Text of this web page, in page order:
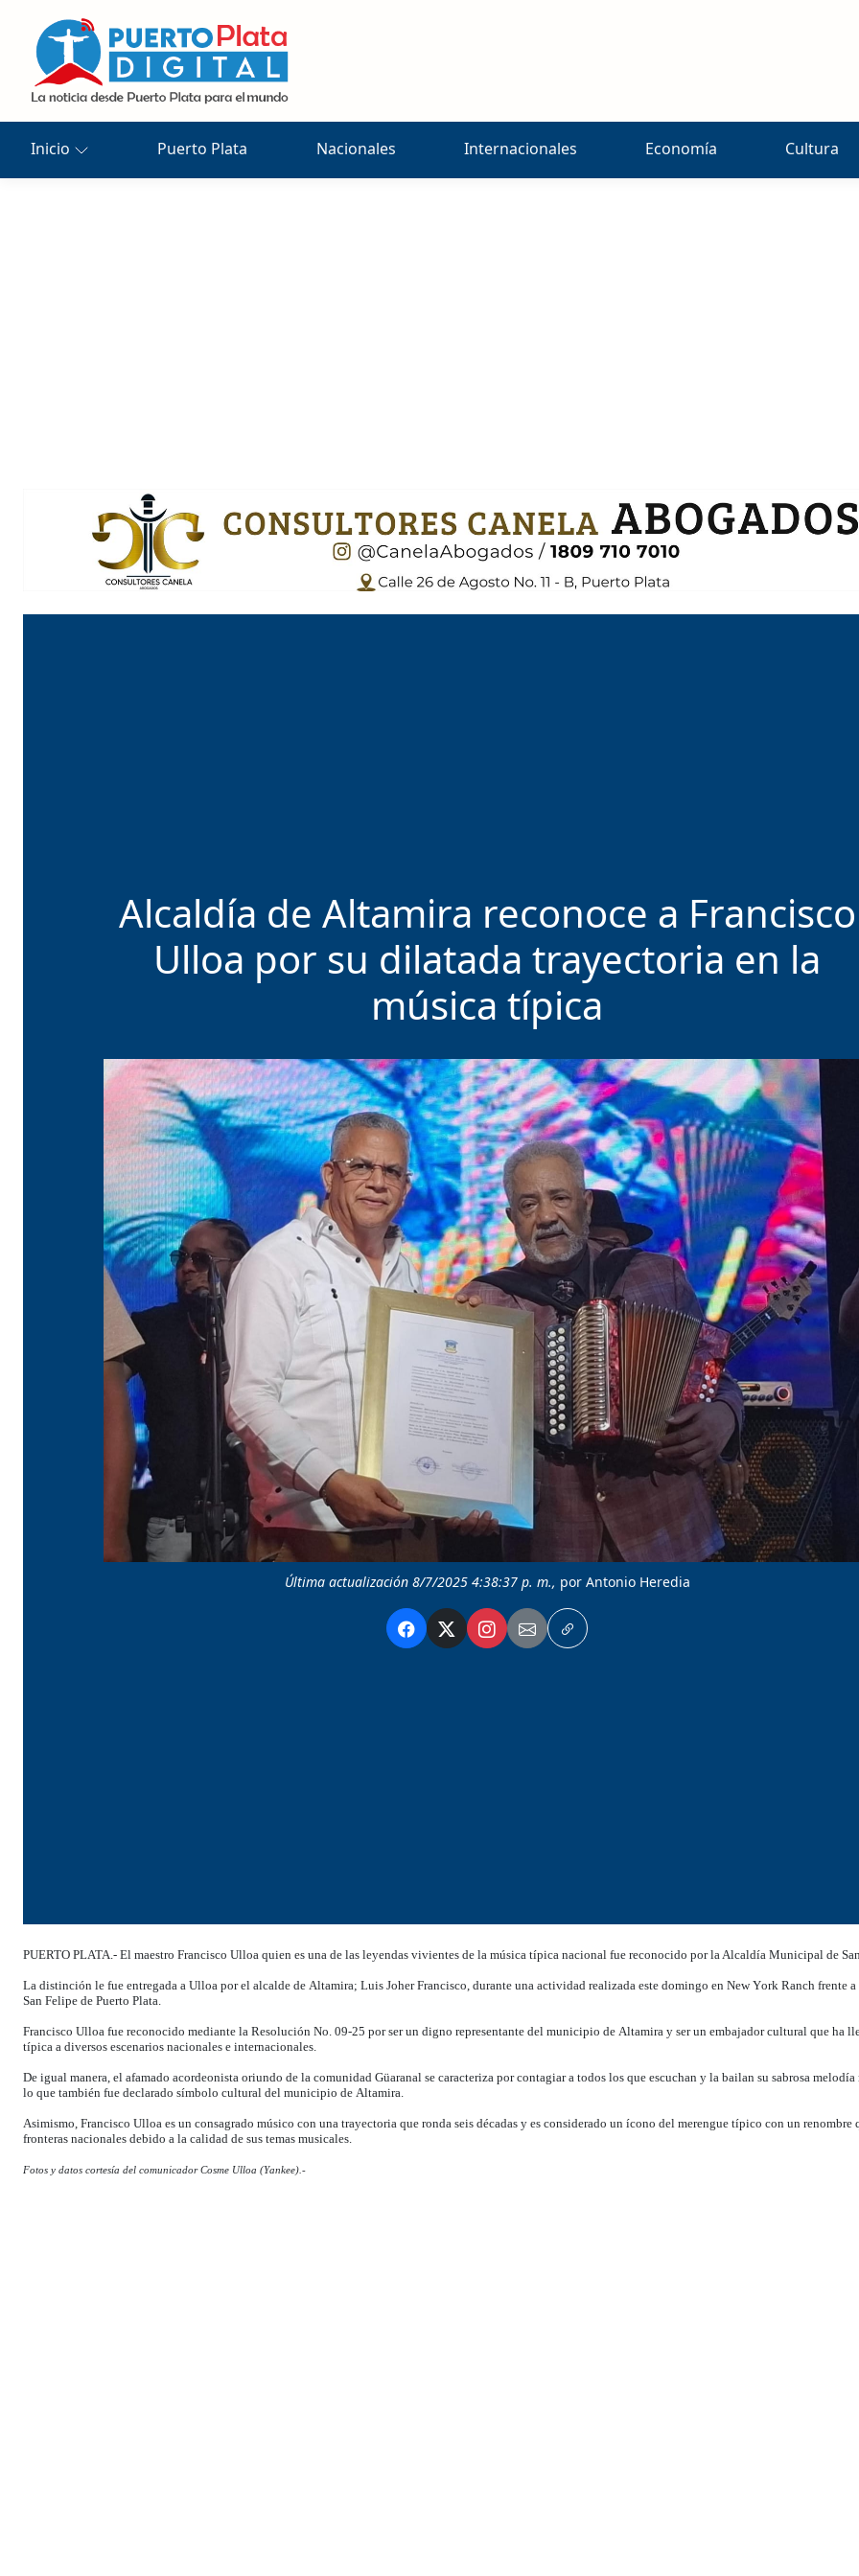
Inicio Puerto Plata Nacionales Internacionales Economía Cultura
Alcaldía de Altamira reconoce a Francisco
Ulloa por su dilatada trayectoria en la
música típica
Última actualización 8/7/2025 4:38:37 p. m., por Antonio Heredia
PUERTO PLATA.- El maestro Francisco Ulloa quien es una de las leyendas vivientes de la música típica nacional fue reconocido por la Alcaldía Municipal de
La distinción le fue entregada a Ulloa por el alcalde de Altamira; Luis Joher Francisco, durante una actividad realizada este domingo en New York Ranch frente a
San Felipe de Puerto Plata.
Francisco Ulloa fue reconocido mediante la Resolución No. 09-25 por ser un digno representante del municipio de Altamira y ser un embajador cultural que ha
típica a diversos escenarios nacionales e internacionales.
De igual manera, el afamado acordeonista oriundo de la comunidad Güaranal se caracteriza por contagiar a todos los que escuchan y la bailan su sabrosa melodía
lo que también fue declarado símbolo cultural del municipio de Altamira.
Asimismo, Francisco Ulloa es un consagrado músico con una trayectoria que ronda seis décadas y es considerado un ícono del merengue típico con un renombre
fronteras nacionales debido a la calidad de sus temas musicales.
Fotos y datos cortesía del comunicador Cosme Ulloa (Yankee).-